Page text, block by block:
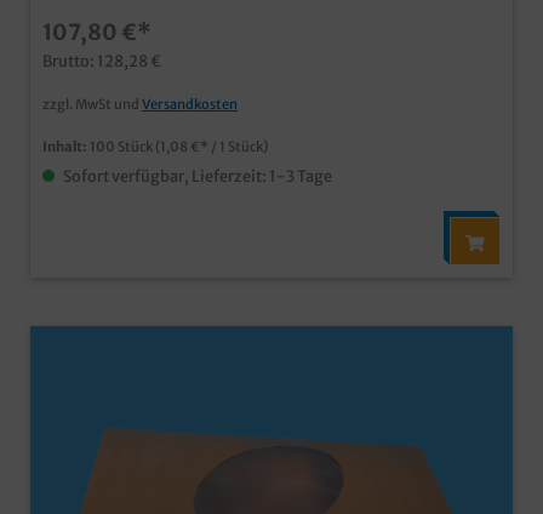
107,80 €*
Brutto: 128,28 €
zzgl. MwSt und Versandkosten
Inhalt: 100 Stück (1,08 €* / 1 Stück)
Sofort verfügbar, Lieferzeit: 1-3 Tage